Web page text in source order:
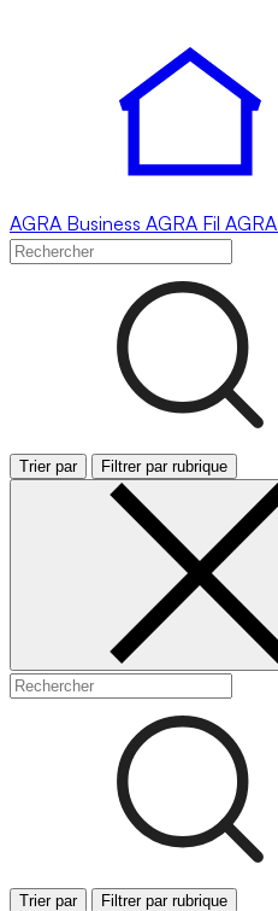
AGRA Business AGRA Fil AGRA
Trier par Filtrer par rubrique
Trier par Filtrer par rubrique